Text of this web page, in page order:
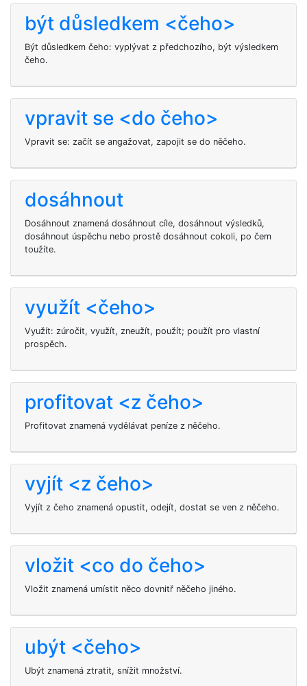
být důsledkem <čeho>
Být důsledkem čeho: vyplývat z předchozího, být výsledkem
čeho.
vpravit se <do čeho>
Vpravit se: začít se angažovat, zapojit se do něčeho.
dosáhnout
Dosáhnout znamená dosáhnout cíle, dosáhnout výsledků,
dosáhnout úspěchu nebo prostě dosáhnout cokoli, po čem
toužíte.
využít <čeho>
Využít: zúročit, využít, zneužít, použít; použít pro vlastní
prospěch.
profitovat <z čeho>
Profitovat znamená vydělávat peníze z něčeho.
vyjít <z čeho>
Vyjít z čeho znamená opustit, odejít, dostat se ven z něčeho.
vložit <co do čeho>
Vložit znamená umístit něco dovnitř něčeho jiného.
ubýt <čeho>
Ubýt znamená ztratit, snížit množství.